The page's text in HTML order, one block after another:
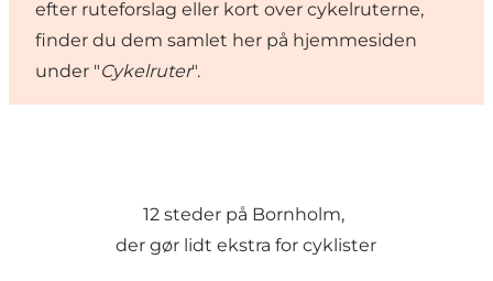
efter ruteforslag eller kort over cykelruterne,
finder du dem samlet her på hjemmesiden
under "Cykelruter".
12 steder på Bornholm,
der gør lidt ekstra for cyklister